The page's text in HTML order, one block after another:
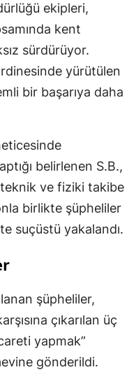
ekipleri,
kent
sürdürüyor.
yürütülen
bir başarıya daha
belirlenen S.B.,
teknik ve fiziki takibe
birlikte şüpheliler
suçüstü yakalandı.
şüpheliler,
çıkarılan üç
yapmak”
gönderildi.